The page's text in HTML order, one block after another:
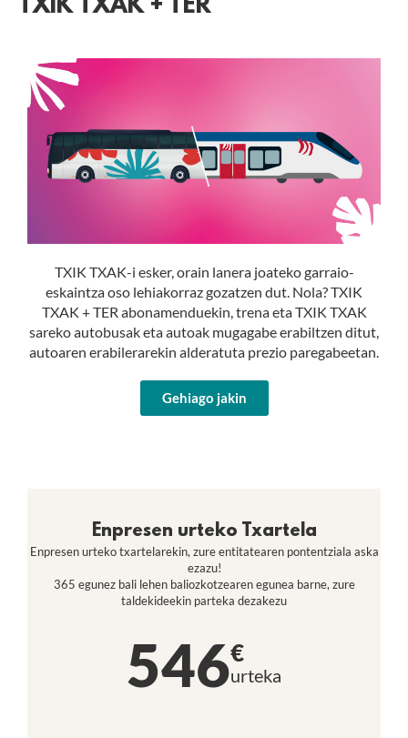
TXIK TXAK + TER
TXIK TXAK-i esker, orain lanera joateko garraio-
eskaintza oso lehiakorraz gozatzen dut. Nola? TXIK
TXAK + TER abonamenduekin, trena eta TXIK TXAK
sareko autobusak eta autoak mugagabe erabiltzen ditut,
autoaren erabilerarekin alderatuta prezio paregabeetan.
Gehiago jakin
Enpresen urteko Txartela
Enpresen urteko txartelarekin, zure entitatearen pontentziala aska
ezazu!
365 egunez bali lehen baliozkotzearen egunea barne, zure
taldekideekin parteka dezakezu
546€
urteka